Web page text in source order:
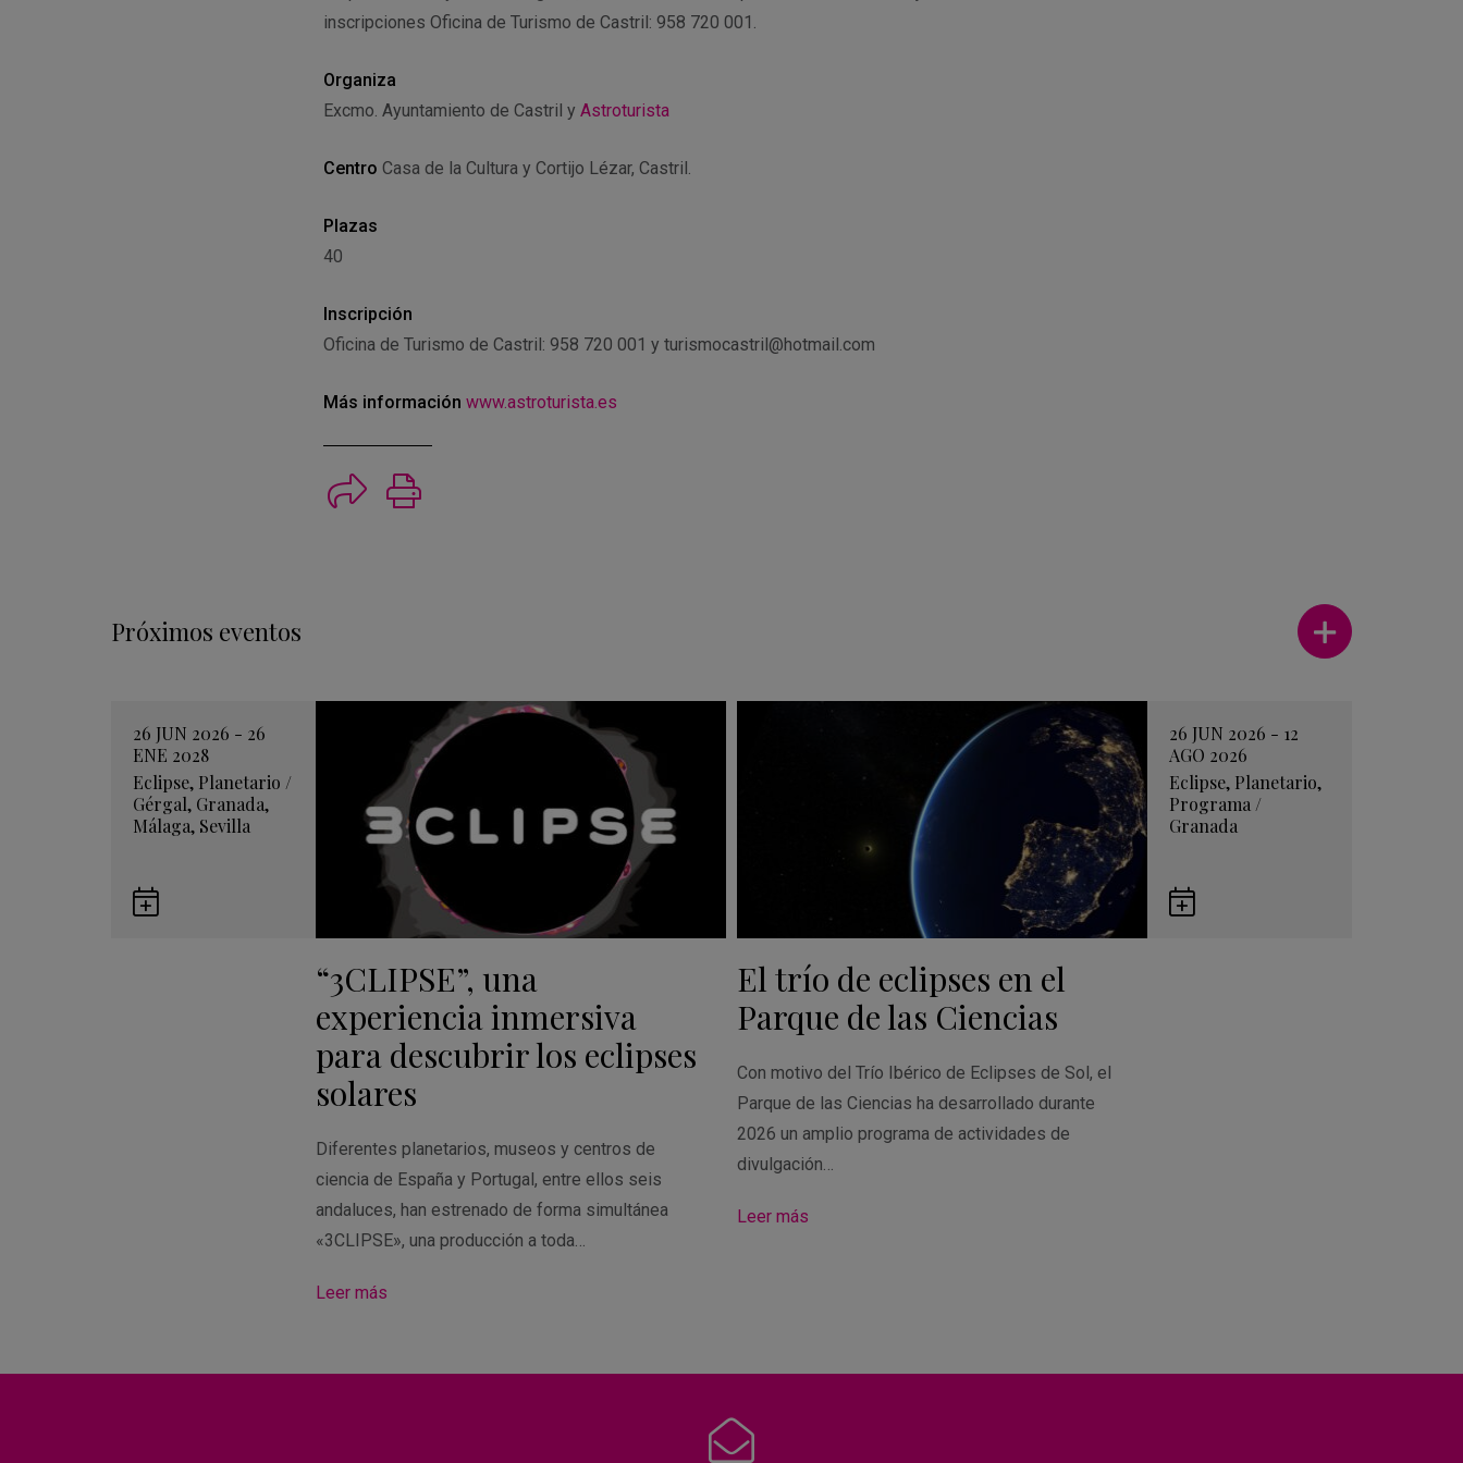
inscripciones Oficina de Turismo de Castril: 958 720 001.
Organiza
Excmo. Ayuntamiento de Castril y Astroturista
Centro Casa de la Cultura y Cortijo Lézar, Castril.
Plazas
40
Inscripción
Oficina de Turismo de Castril: 958 720 001 y turismocastril@hotmail.com
Más información www.astroturista.es
Próximos eventos
Ver más
26 JUN 2026 - 26
ENE 2028
Eclipse, Planetario /
Gérgal, Granada,
Málaga, Sevilla
“3CLIPSE”, una
experiencia inmersiva
para descubrir los eclipses
solares
Diferentes planetarios, museos y centros de
ciencia de España y Portugal, entre ellos seis
andaluces, han estrenado de forma simultánea
«3CLIPSE», una producción a toda…
Leer más
26 JUN 2026 - 12
AGO 2026
Eclipse, Planetario,
Programa /
Granada
El trío de eclipses en el
Parque de las Ciencias
Con motivo del Trío Ibérico de Eclipses de Sol, el
Parque de las Ciencias ha desarrollado durante
2026 un amplio programa de actividades de
divulgación…
Leer más